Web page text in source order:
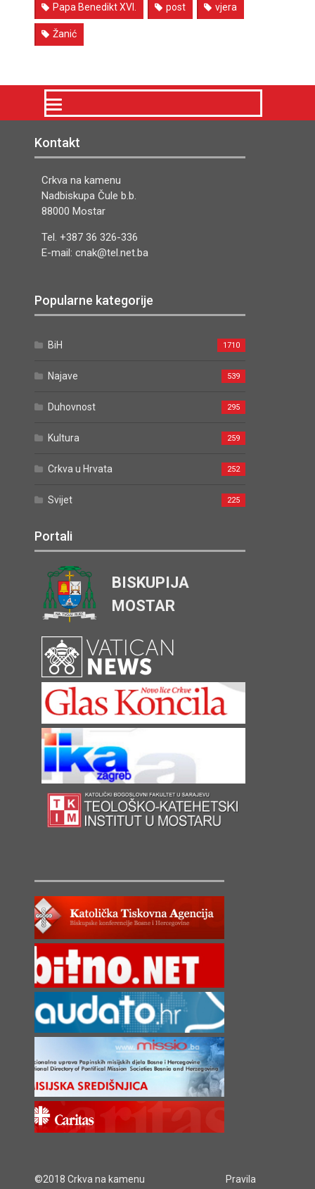
Papa Benedikt XVI. post vjera
Žanić
Kontakt
Crkva na kamenu
Nadbiskupa Čule b.b.
88000 Mostar
Tel. +387 36 326-336
E-mail: cnak@tel.net.ba
Popularne kategorije
BiH 1710
Najave 539
Duhovnost 295
Kultura 259
Crkva u Hrvata 252
Svijet 225
Portali
BISKUPIJA
MOSTAR
©2018 Crkva na kamenu
Pravila